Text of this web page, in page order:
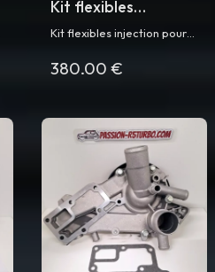
Kit flexibles
injection pour R5
Kit flexibles injection pour
380.00 €